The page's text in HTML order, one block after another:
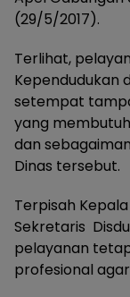
(29/5/2017).
Terlihat,
Kependudukan
setempat
yang
dan
Dinas tersebut.
Terpisah
Sekretaris
pelayanan
profesional